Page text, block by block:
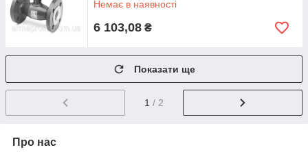
Немає в наявності
6 103,08 ₴
Показати ще
1 / 2
Про нас